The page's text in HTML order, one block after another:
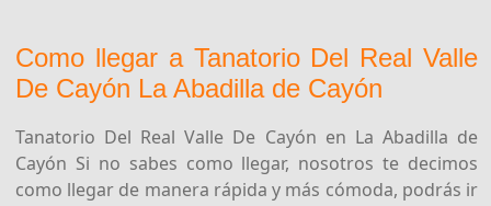
Como llegar a Tanatorio Del Real Valle
De Cayón La Abadilla de Cayón
Tanatorio Del Real Valle De Cayón en La Abadilla de
Cayón Si no sabes como llegar, nosotros te decimos
como llegar de manera rápida y más cómoda, podrás ir